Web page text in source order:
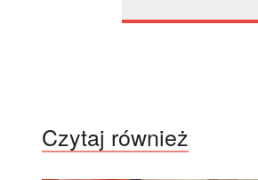
Czytaj również